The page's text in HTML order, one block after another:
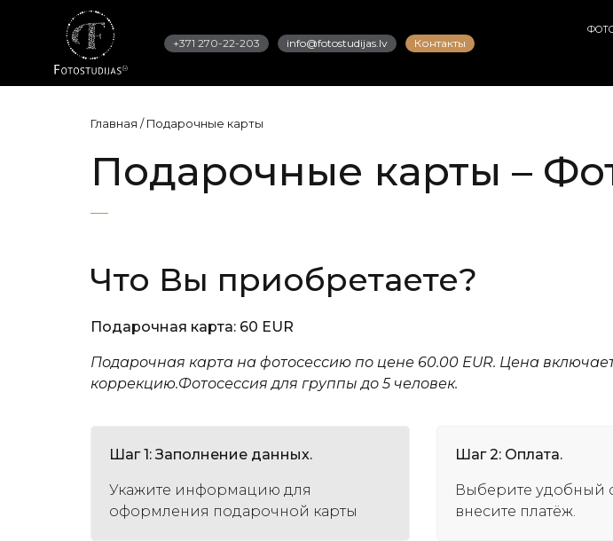
+371 270-22-203 info@fotostudijas.lv Контакты
Главная / Подарочные карты
Подарочные карты –
Что Вы приобретаете?
Подарочная карта: 60 EUR
Подарочная карта на фотосессию по цене 60.00 EUR. Цена
коррекцию.Фотосессия для группы до 5 человек.
Шаг 1: Заполнение данных.
Укажите информацию для
оформления подарочной карты
Шаг 2: Оплата.
Выберите удобный
внесите платёж.